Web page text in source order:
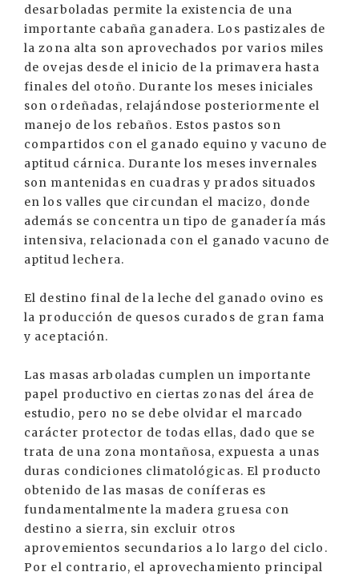
desarboladas permite la existencia de una
importante cabaña ganadera. Los pastizales de
la zona alta son aprovechados por varios miles
de ovejas desde el inicio de la primavera hasta
finales del otoño. Durante los meses iniciales
son ordeñadas, relajándose posteriormente el
manejo de los rebaños. Estos pastos son
compartidos con el ganado equino y vacuno de
aptitud cárnica. Durante los meses invernales
son mantenidas en cuadras y prados situados
en los valles que circundan el macizo, donde
además se concentra un tipo de ganadería más
intensiva, relacionada con el ganado vacuno de
aptitud lechera.
El destino final de la leche del ganado ovino es
la producción de quesos curados de gran fama
y aceptación.
Las masas arboladas cumplen un importante
papel productivo en ciertas zonas del área de
estudio, pero no se debe olvidar el marcado
carácter protector de todas ellas, dado que se
trata de una zona montañosa, expuesta a unas
duras condiciones climatológicas. El producto
obtenido de las masas de coníferas es
fundamentalmente la madera gruesa con
destino a sierra, sin excluir otros
aprovemientos secundarios a lo largo del ciclo.
Por el contrario, el aprovechamiento principal